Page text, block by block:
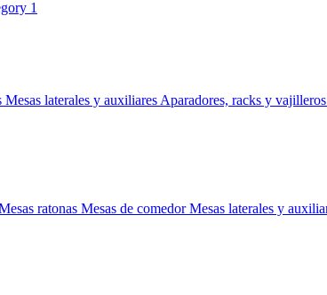
Mesas laterales y auxiliares Aparadores, racks y vajilleros
ratonas Mesas de comedorMesas laterales y